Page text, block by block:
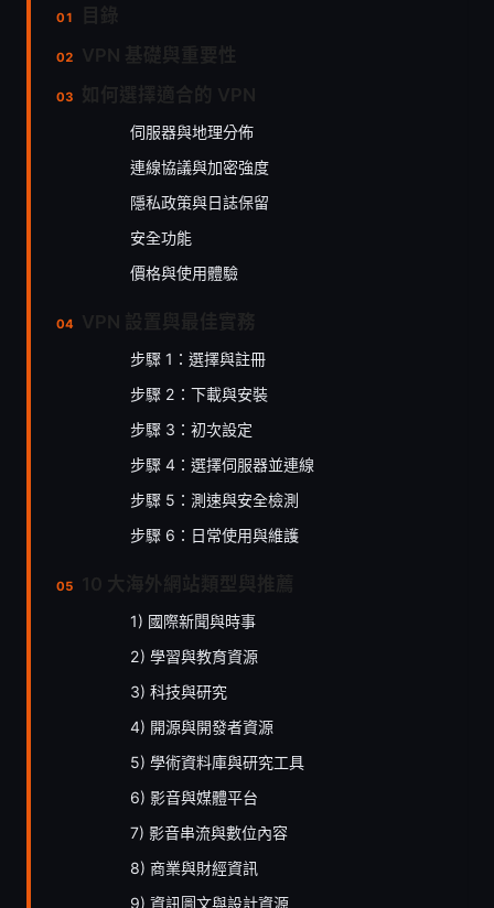
伺服器與地理分佈
連線協議與加密強度
隱私政策與日誌保留
安全功能
價格與使用體驗
步驟 1：選擇與註冊
步驟 2：下載與安裝
步驟 3：初次設定
步驟 4：選擇伺服器並連線
步驟 5：測速與安全檢測
步驟 6：日常使用與維護
1) 國際新聞與時事
2) 學習與教育資源
3) 科技與研究
4) 開源與開發者資源
5) 學術資料庫與研究工具
6) 影音與媒體平台
7) 影音串流與數位內容
8) 商業與財經資訊
9) 資訊圖文與設計資源